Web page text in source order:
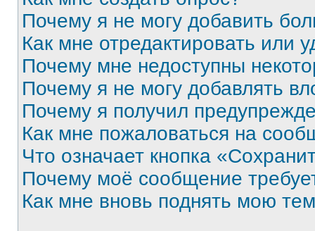
Почему я не могу добавить
Как мне отредактировать или
Почему мне недоступны
Почему я не могу добавлять
Почему я получил
Как мне пожаловаться на
Что означает кнопка
Почему моё сообщение
Как мне вновь поднять мою